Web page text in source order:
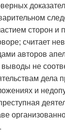
сторон и
считает
авторов
не
дела
и